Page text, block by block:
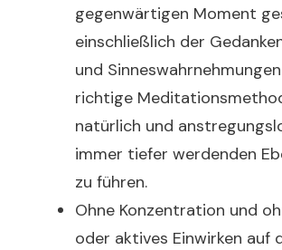
gegenwärtigen Moment
einschließlich der
und
richtige
natürlich und
immer tiefer werdenden
zu führen.
Ohne Konzentration und
oder aktives Einwirken auf